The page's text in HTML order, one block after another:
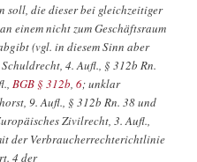
soll, die dieser bei gleichzeitiger
einem nicht zum Geschäftsraum
(vgl. in diesem Sinn aber
4. Aufl., § 312b Rn.
BGB § 312b,6; unklar
9. Aufl., § 312b Rn. 38 und
Zivilrecht, 3. Aufl.,
der Verbraucherrechterichtlinie
4 der